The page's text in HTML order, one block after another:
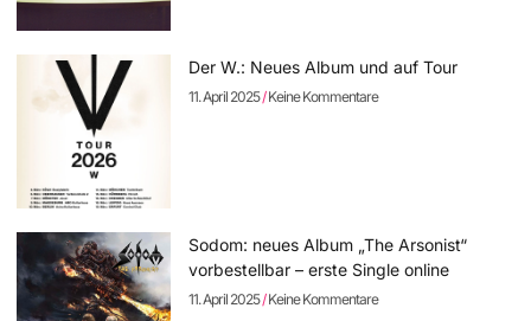
Der W.: Neues Album und auf Tour
11. April 2025 Keine Kommentare
Sodom: neues Album „The Arsonist“
vorbestellbar – erste Single online
11. April 2025 Keine Kommentare